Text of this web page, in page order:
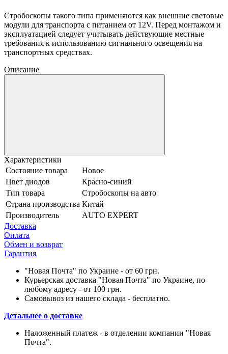
Стробоскопы такого типа применяются как внешние световые
модули для транспорта с питанием от 12V. Перед монтажом и
эксплуатацией следует учитывать действующие местные
требования к использованию сигнального освещения на
транспортных средствах.
Описание
Характеристики
Состояние товара
Новое
Цвет диодов
Красно-синий
Тип товара
Стробоскопы на авто
Страна производства Китай
Производитель
AUTO EXPERT
Доставка
Оплата
Обмен и возврат
Гарантия
"Новая Почта" по Украине - от 60 грн.
Курьерская доставка "Новая Почта" по Украине, по
любому адресу - от 100 грн.
Самовывоз из нашего склада - бесплатно.
Детальнее о доставке
Наложенный платеж - в отделении компании "Новая
Почта".